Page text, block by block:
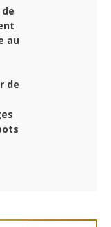
au
de